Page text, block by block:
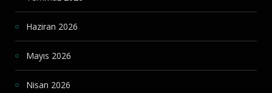
Haziran 2026
Mayıs 2026
Nisan 2026